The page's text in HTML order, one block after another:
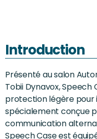
Introduction
Présenté au salon
Tobii Dynavox, Speech
protection légère pour
spécialement conçue
communication
Speech Case est